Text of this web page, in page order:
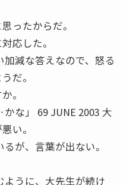
ったからだ。
応した。
減な答えなので、怒る
だ。
。
な」 69 JUNE 2003 大
い。
が、言葉が出ない。
うに、大先生が続け